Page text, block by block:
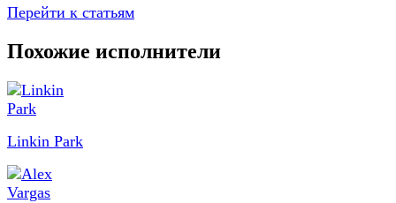
Перейти к статьям
Похожие исполнители
Linkin Park